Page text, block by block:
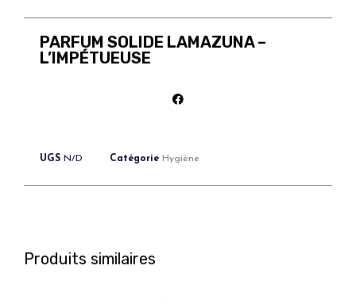
PARFUM SOLIDE LAMAZUNA –
L’IMPÉTUEUSE
UGS N/D Catégorie Hygiène
Produits similaires